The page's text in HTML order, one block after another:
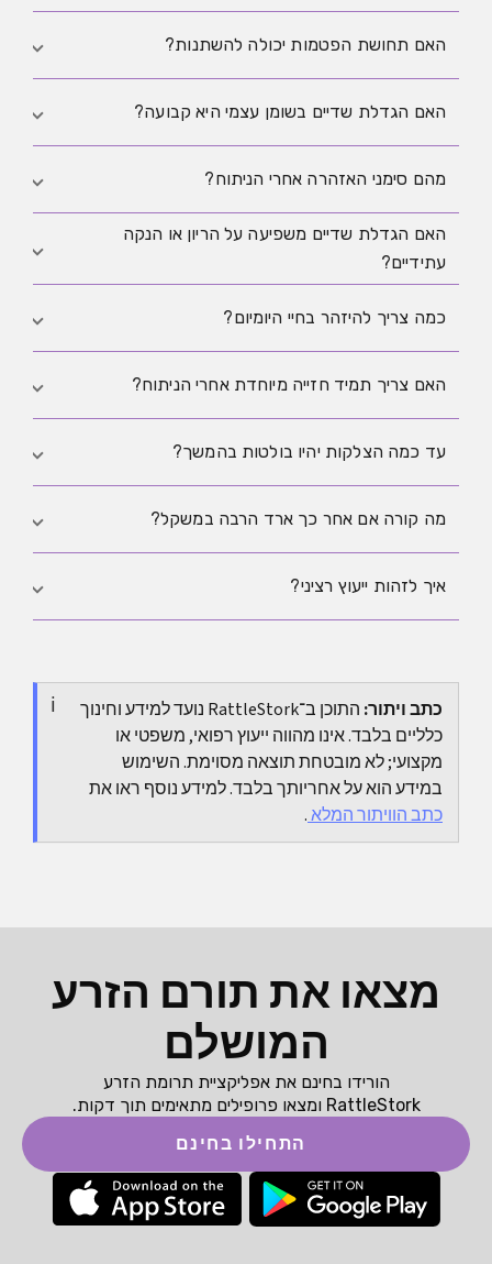
השד ובית החזה נראים לעיתים מתוחים או נפוחים יותר
לא תמיד יש צורך בהחלפה שגרתית אחרי מספר שנים קבוע,
להוביל לפרוצדורות נוספות.
האם תחושת הפטמות יכולה להשתנות?
כן, שינויים זמניים בתחושה אפשריים, ובמקרים נדירים הם
האם הגדלת שדיים בשומן עצמי היא קבועה?
חלק מהשומן נשאר וחלק נספג מחדש. לכן התוצאה לא
נוספים.
מהם סימני האזהרה אחרי הניתוח?
אודם שמתגבר, חום, נפיחות חזקה בצד אחד, כאב פועם או
הפרשה חריגה צריכים להיבדק על ידי רופא בהקדם
האם הגדלת שדיים משפיעה על הריון או הנקה
עתידיים?
הריון יכול לשנות שוב את הצורה והנפח, והנקה יכולה להיות
כמה צריך להיזהר בחיי היומיום?
הימים הראשונים בדרך כלל דורשים הכי הרבה זהירות.
הרמה כבדה, תנועות משיכה חזקות וספורט לרוב דורשים
האם צריך תמיד חזייה מיוחדת אחרי הניתוח?
בשלב ההחלמה המוקדם חזייה תומכת חשובה לעיתים
מתאים וכמה זמן ללבוש אותו נקבעים על ידי המרפאה.
עד כמה הצלקות יהיו בולטות בהמשך?
הצלקות נשארות, אבל עם הזמן הן בדרך כלל הופכות
החתך, בסוג העור, בהחלמה ובטיפול עקבי לאחר הניתוח.
מה קורה אם אחר כך ארד הרבה במשקל?
שינויים במשקל יכולים להשפיע גם אחרי הגדלת שדיים על
איך לזהות ייעוץ רציני?
מבטיח הבטחות לא מציאותיות, נותן זמן ומספק מידע ברור
על הטיפול לאחר הניתוח ועל תכנון לטווח ארוך.
כתב ויתור:
התוכן ב־RattleStork נועד למידע וחינוך
כלליים בלבד. אינו מהווה ייעוץ רפואי, משפטי או
מקצועי; לא מובטחת תוצאה מסוימת. השימוש
במידע הוא על אחריותך בלבד. למידע נוסף ראו את
כתב הוויתור המלא.
מצאו את תורם הזרע
המושלם
הורידו בחינם את אפליקציית תרומת הזרע
RattleStork ומצאו פרופילים מתאימים תוך דקות.
התחילו בחינם